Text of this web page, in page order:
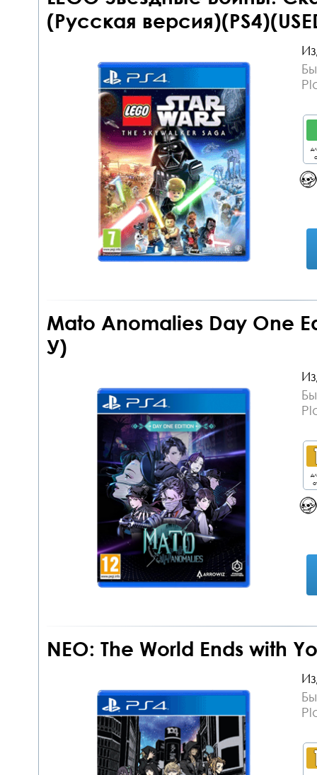
(Русская
Mato Anomalies Day One
У)
NEO: The World Ends with